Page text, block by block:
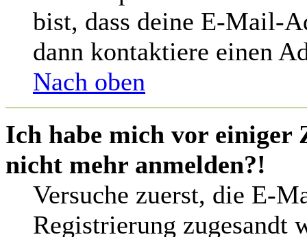
bist, dass deine E-Mail-
dann kontaktiere einen
Nach oben
Ich habe mich vor
nicht mehr anmelden?!
Versuche zuerst, die E-
Registrierung zugesandt